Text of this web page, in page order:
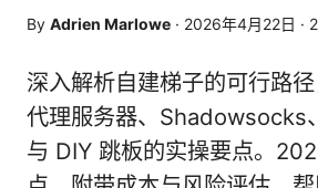
By Adrien Marlowe · 2026年4月22日 · 2
深入解析自建梯子的可行路径
代理服务器、Shadowsocks
与 DIY 跳板的实操要点。